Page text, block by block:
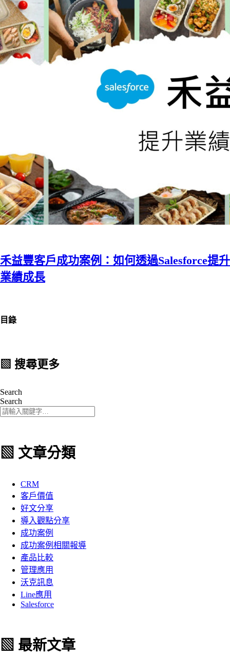
禾益豐客戶成功案例：如何透過Salesforce提升
業績成長
目錄
▧ 搜尋更多
Search
Search
▧ 文章分類
CRM
客戶價值
好文分享
導入觀點分享
成功案例
成功案例相關報導
產品比較
管理應用
沃克訊息
Line應用
Salesforce
▧ 最新文章